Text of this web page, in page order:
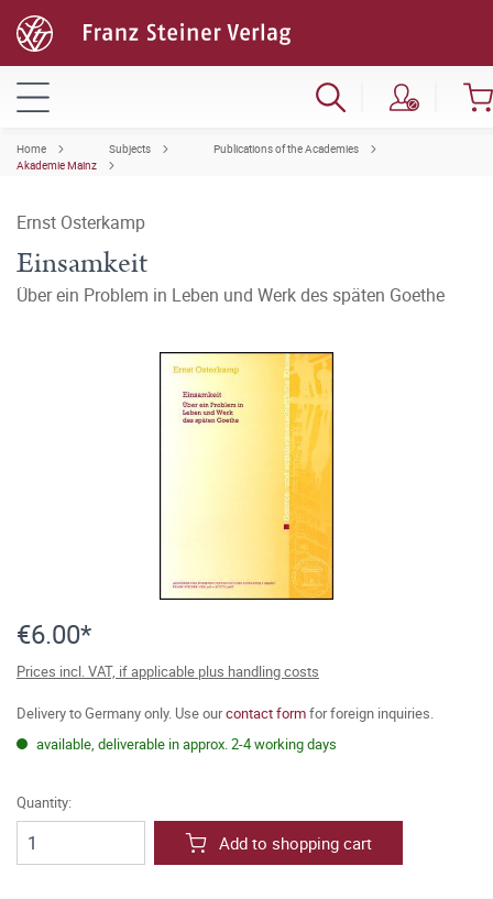
Home Subjects
Publications of the Academies
Akademie Mainz
Ernst Osterkamp
Einsamkeit
Über ein Problem in Leben und Werk des späten Goethe
€6.00*
Prices incl. VAT, if applicable plus handling costs
Delivery to Germany only. Use ourcontact formfor foreign inquiries.
available, deliverable in approx. 2-4 working days
Quantity:
Add to shopping cart